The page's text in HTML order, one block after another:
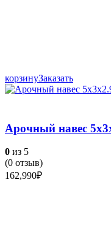
корзинуЗаказать
Арочный навес
0 из 5
(0 отзыв)
162,990₽